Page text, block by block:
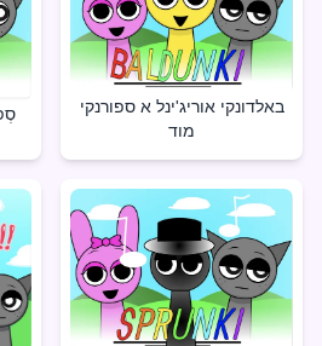
באלדונקי אוריג'ינל א ספורנקי
מוד